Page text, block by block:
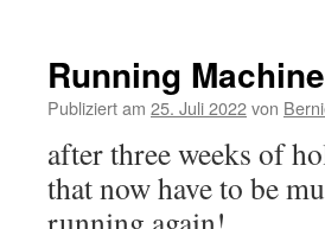
Running
Publiziert am 25. Juli 2022von
after three weeks of
that now have to be